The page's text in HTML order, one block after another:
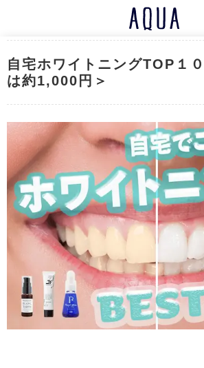
自宅ホワイトニングTOP１
は約1,000円＞